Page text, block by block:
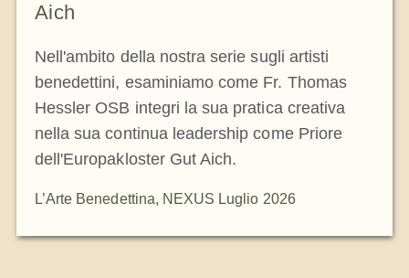
Aich
Nell'ambito della nostra serie sugli artisti
benedettini, esaminiamo come Fr. Thomas
Hessler OSB integri la sua pratica creativa
nella sua continua leadership come Priore
dell'Europakloster Gut Aich.
L’Arte Benedettina, NEXUS Luglio 2026